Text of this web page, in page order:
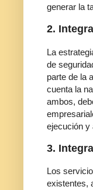
generar la
2.
La
de
parte de la
cuenta la
ambos,
ejecución y
3.
Los
existentes,